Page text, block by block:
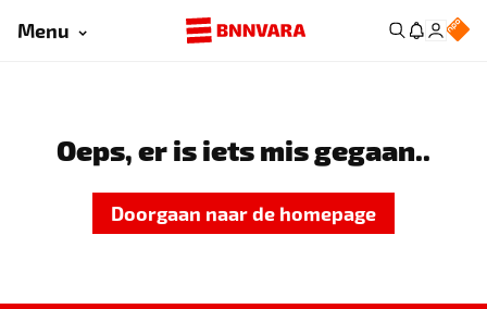
Menu
Oeps, er is iets mis gegaan..
Doorgaan naar de homepage